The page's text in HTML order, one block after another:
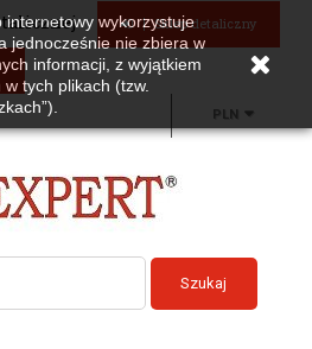
Sklep detaliczny
PLN
Szukaj
internetowy wykorzystuje
jednocześnie nie zbiera w
informacji, z wyjątkiem
tych plikach (tzw.